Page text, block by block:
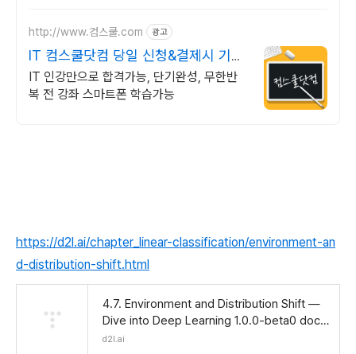
http://www.컴스쿨.com 광고
IT 컴스쿨닷컴 당일 신청&결제시 기프
티콘!
IT 인강만으로 합격가능, 단기완성, 무한반
복 전 강좌 스마트폰 학습가능
https://d2l.ai/chapter_linear-classification/environment-an
d-distribution-shift.html
4.7. Environment and Distribution Shift —
Dive into Deep Learning 1.0.0-beta0 docu
mentation
d2l.ai